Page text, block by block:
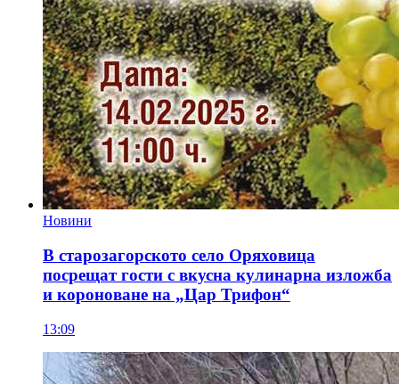
Новини
В старозагорското село Оряховица
посрещат гости с вкусна кулинарна изложба
и короноване на „Цар Трифон“
13:09